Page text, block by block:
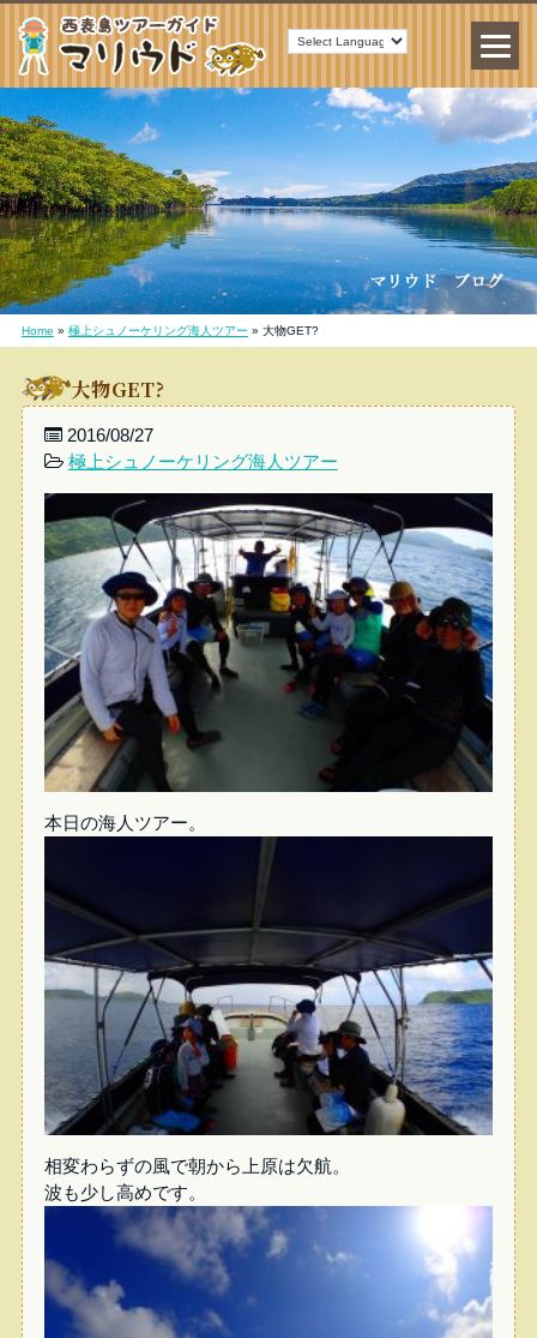
Home » 極上シュノーケリング海人ツアー » 大物GET?
大物GET?
2016/08/27
極上シュノーケリング海人ツアー
本日の海人ツアー。
相変わらずの風で朝から上原は欠航。
波も少し高めです。